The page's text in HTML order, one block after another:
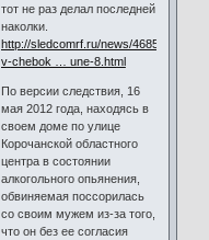
тот не раз делал последней
наколки.
http://sledcomrf.ru/news/46855-
v-chebok … une-8.html
По версии следствия, 16
мая 2012 года, находясь в
своем доме по улице
Корочанской областного
центра в состоянии
алкогольного опьянения,
обвиняемая поссорилась
со своим мужем из-за того,
что он без ее согласия